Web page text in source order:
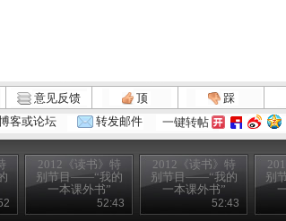
意见反馈 顶 踩
客或论坛 转发邮件 一键转帖
2012《读书》特
别节目——“我的
一本课外书”
2012082352:43
2012《读书》特
别节目——“我的
一本课外书”
2012082352:43
别